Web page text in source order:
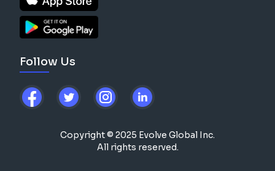
Follow Us
Copyright © 2025 Evolve Global Inc.
All rights reserved.